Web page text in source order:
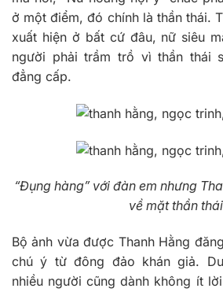
ở một điểm, đó chính là thần thái.
xuất hiện ở bất cứ đâu, nữ siêu
người phải trầm trồ vì thần thái
đẳng cấp.
“Đụng hàng” với đàn em nhưng
về mặt thần thái
Bộ ảnh vừa được Thanh Hằng
chú ý từ đông đảo khán giả.
nhiều người cũng dành không ít